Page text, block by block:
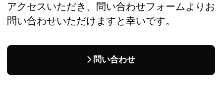
アクセスいただき、問い合わせフォームよりお
問い合わせいただけますと幸いです。
問い合わせ